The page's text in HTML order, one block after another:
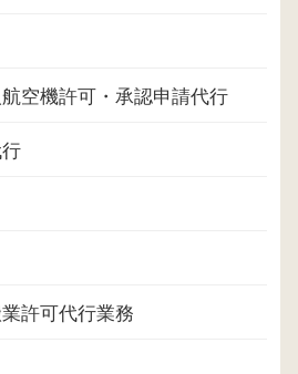
空機許可・承認申請代行
許可代行業務